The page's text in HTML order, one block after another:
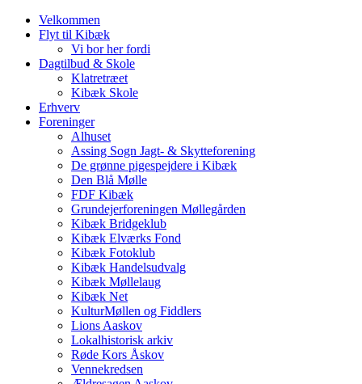
Velkommen
Flyt til Kibæk
Vi bor her fordi
Dagtilbud & Skole
Klatretræet
Kibæk Skole
Erhverv
Foreninger
Alhuset
Assing Sogn Jagt- & Skytteforening
De grønne pigespejdere i Kibæk
Den Blå Mølle
FDF Kibæk
Grundejerforeningen Møllegården
Kibæk Bridgeklub
Kibæk Elværks Fond
Kibæk Fotoklub
Kibæk Handelsudvalg
Kibæk Møllelaug
Kibæk Net
KulturMøllen og Fiddlers
Lions Aaskov
Lokalhistorisk arkiv
Røde Kors Åskov
Vennekredsen